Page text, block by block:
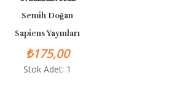
Semih Doğan
Sapiens Yayınları
₺175,00
Stok Adet: 1